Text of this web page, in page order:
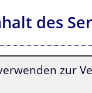
des
zur